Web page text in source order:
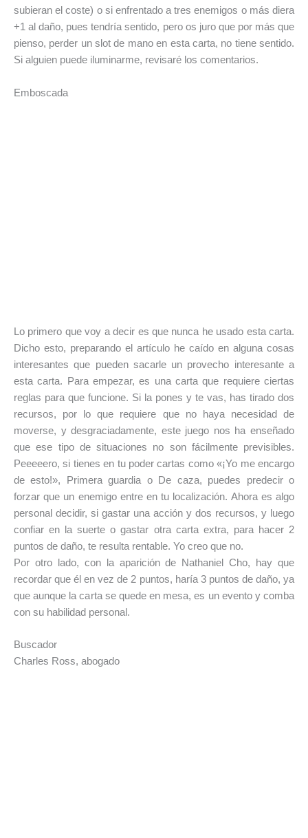
subieran el coste) o si enfrentado a tres enemigos o más diera
+1 al daño, pues tendría sentido, pero os juro que por más que
pienso, perder un slot de mano en esta carta, no tiene sentido.
Si alguien puede iluminarme, revisaré los comentarios.
Emboscada
Lo primero que voy a decir es que nunca he usado esta carta.
Dicho esto, preparando el artículo he caído en alguna cosas
interesantes que pueden sacarle un provecho interesante a
esta carta. Para empezar, es una carta que requiere ciertas
reglas para que funcione. Si la pones y te vas, has tirado dos
recursos, por lo que requiere que no haya necesidad de
moverse, y desgraciadamente, este juego nos ha enseñado
que ese tipo de situaciones no son fácilmente previsibles.
Peeeeero, si tienes en tu poder cartas como «¡Yo me encargo
de esto!», Primera guardia o De caza, puedes predecir o
forzar que un enemigo entre en tu localización. Ahora es algo
personal decidir, si gastar una acción y dos recursos, y luego
confiar en la suerte o gastar otra carta extra, para hacer 2
puntos de daño, te resulta rentable. Yo creo que no.
Por otro lado, con la aparición de Nathaniel Cho, hay que
recordar que él en vez de 2 puntos, haría 3 puntos de daño, ya
que aunque la carta se quede en mesa, es un evento y comba
con su habilidad personal.
Buscador
Charles Ross, abogado